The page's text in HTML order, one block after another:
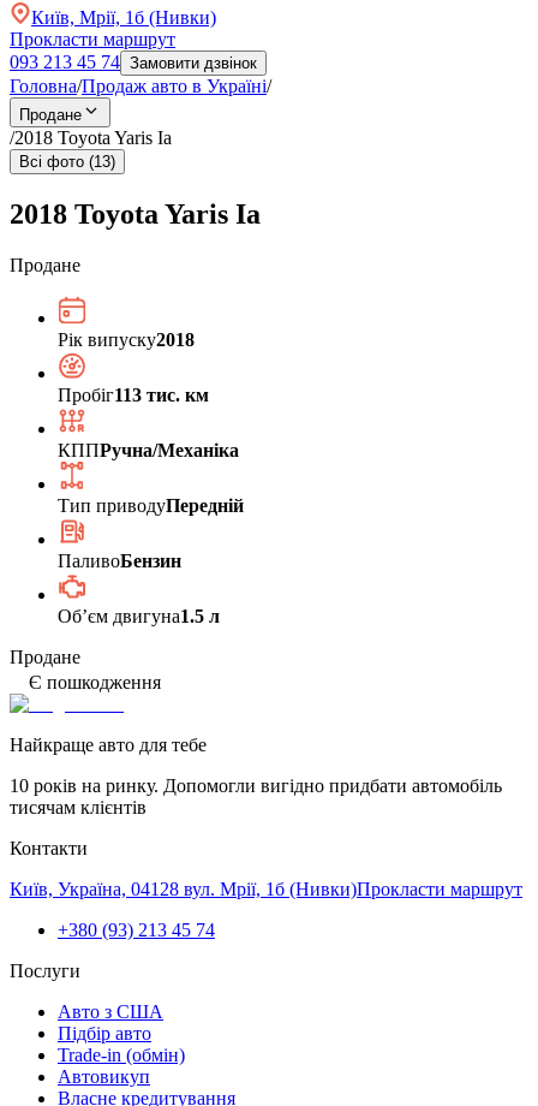
Київ, Мрії, 1б (Нивки)
Прокласти маршрут
093 213 45 74 Замовити дзвінок
Головна/Продаж авто в Україні/
Продане
/2018 Toyota Yaris Ia
Всі фото (13)
2018 Toyota Yaris Ia
Продане
Рік випуску2018
Пробіг113 тис. км
КППРучна/Механіка
Тип приводуПередній
ПаливоБензин
Обʼєм двигуна1.5 л
Продане
Є пошкодження
Найкраще авто для тебе
10 років на ринку. Допомогли вигідно придбати автомобіль
тисячам клієнтів
Контакти
Київ, Україна, 04128 вул. Мрії, 1б (Нивки)Прокласти маршрут
+380 (93) 213 45 74
Послуги
Авто з США
Підбір авто
Trade-in (обмін)
Автовикуп
Власне кредитування